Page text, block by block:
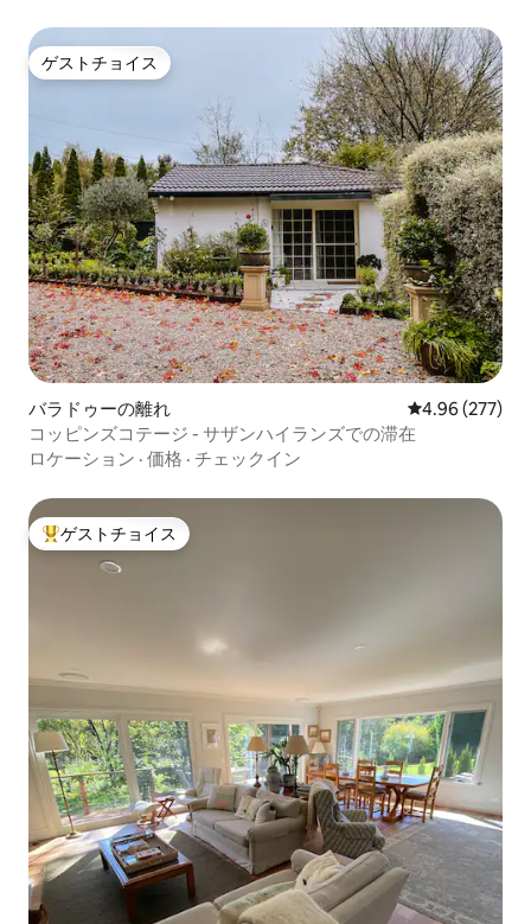
ゲストチョイス
ゲストチョイス
バラドゥーの離れ レビュー277
4.96 (277)
コッピンズコテージ - サザンハイランズでの滞在
ロケーション · 価格 · チェックイン
大好評のゲストチョイスです。
ゲストチョイス